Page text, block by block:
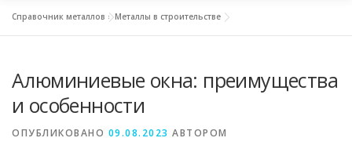
МЕТАЛЛЫ И ОКРУЖАЮЩАЯ СРЕДА
Справочник металлов »Металлы в строительстве
Алюминиевые окна: преимущества
и особенности
ОПУБЛИКОВАНО 09.08.2023 АВТОРОМ